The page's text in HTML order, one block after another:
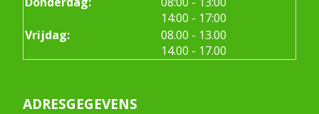
14:00 tot
- 17:00
Vrijdag:
08.00 tot
- 13.00
14.00 tot
- 17.00
ADRESGEGEVENS